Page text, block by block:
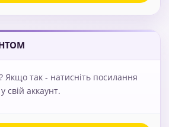
Якщо так - натисніть посилання
свій аккаунт.